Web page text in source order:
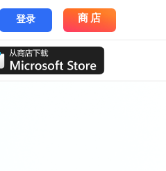
登录 商店